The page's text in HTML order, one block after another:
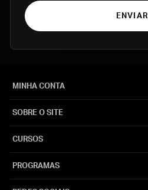
ENVIAR
MINHA CONTA
SOBRE O SITE
CURSOS
PROGRAMAS